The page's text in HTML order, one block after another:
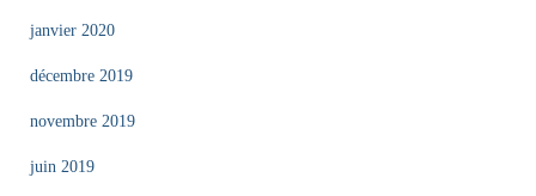
janvier 2020
décembre 2019
novembre 2019
juin 2019